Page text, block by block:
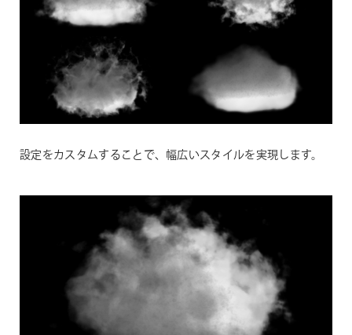
設定をカスタムすることで、幅広いスタイルを実現します。